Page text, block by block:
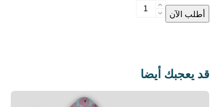
قصة
أطلب الآن
قد يعجبك أيضا